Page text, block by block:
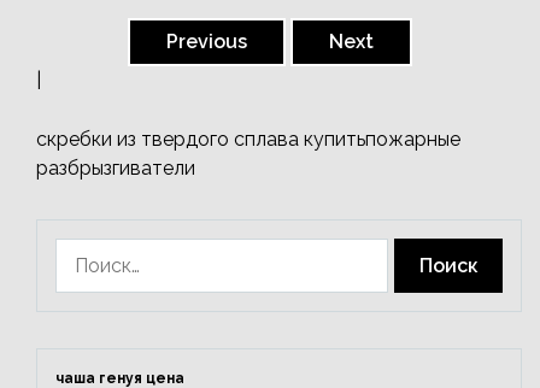
Previous
Next
скребки из твердого сплава купитьпожарные
разбрызгиватели
чаша генуя цена